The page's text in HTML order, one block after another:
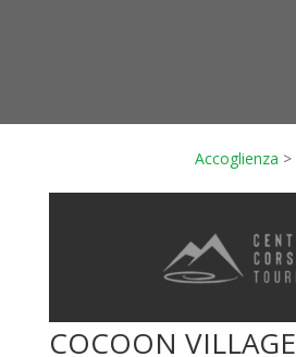
Accoglienza >
COCOON VILLAGE